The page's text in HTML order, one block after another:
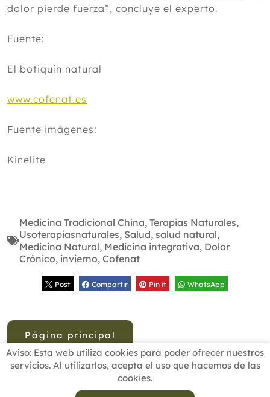
dolor pierde fuerza”, concluye el experto.
Fuente:
El botiquín natural
www.cofenat.es
Fuente imágenes:
Kinelite
Medicina Tradicional China, Terapias Naturales,
Usoterapiasnaturales, Salud, salud natural,
Medicina Natural, Medicina integrativa, Dolor
Crónico, invierno, Cofenat
Post Compartir Pin it WhatsApp
Página principal
Aviso: Esta web utiliza cookies para poder ofrecer nuestros
servicios. Al utilizarlos, acepta el uso que hacemos de las
cookies.
BUSCADOR PROFESIONALES